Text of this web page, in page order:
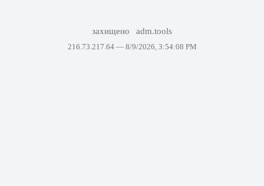
захищено adm.tools
216.73.217.64 — 8/9/2026, 3:54:08 PM